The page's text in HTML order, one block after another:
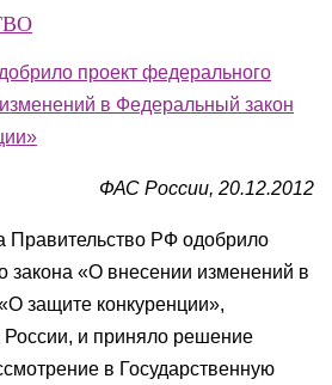
проект федерального
в Федеральный закон
ФАС России, 20.12.2012
Правительство РФ одобрило
закона «О внесении изменений в
защите конкуренции»,
и приняло решение
в Государственную